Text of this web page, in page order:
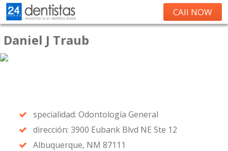
CAll NOW
Daniel J Traub
specialidad: Odontología General
dirección: 3900 Eubank Blvd NE Ste 12
Albuquerque, NM 87111